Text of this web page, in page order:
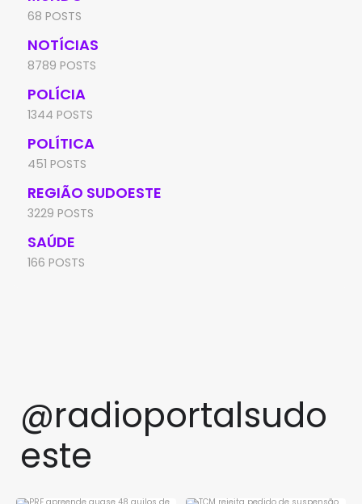
68 POSTS
NOTÍCIAS
8789 POSTS
POLÍCIA
1344 POSTS
POLÍTICA
451 POSTS
REGIÃO SUDOESTE
3229 POSTS
SAÚDE
166 POSTS
@radioportalsudo
este